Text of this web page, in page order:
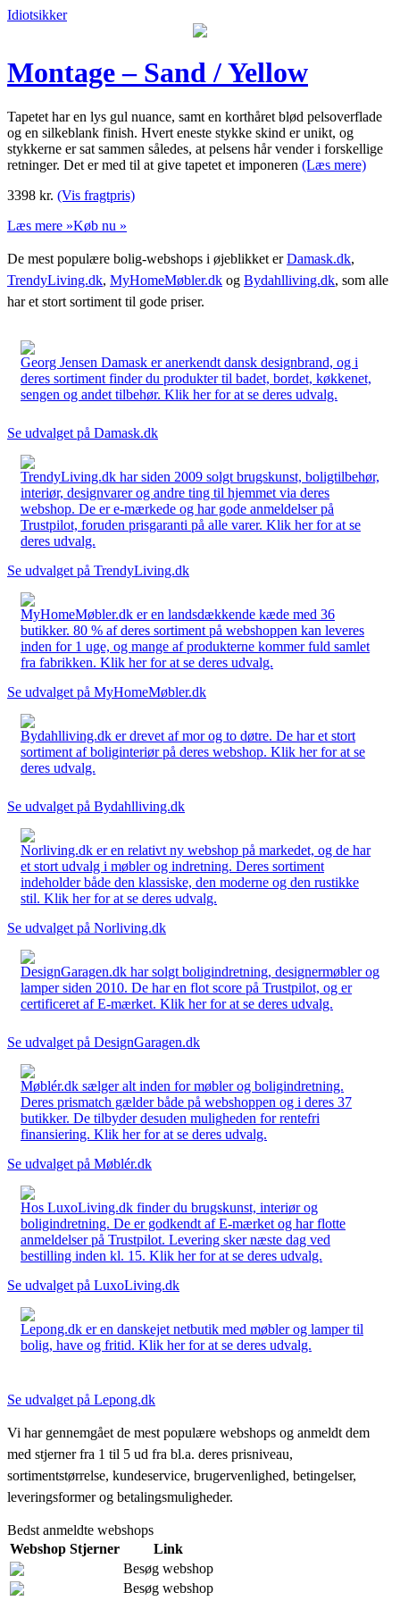
Idiotsikker
Montage – Sand / Yellow
Tapetet har en lys gul nuance, samt en korthåret blød pelsoverflade
og en silkeblank finish. Hvert eneste stykke skind er unikt, og
stykkerne er sat sammen således, at pelsens hår vender i forskellige
retninger. Det er med til at give tapetet et imponeren (Læs mere)
3398 kr. (Vis fragtpris)
Læs mere »Køb nu »
De mest populære bolig-webshops i øjeblikket erDamask.dk,
TrendyLiving.dk, MyHomeMøbler.dk og Bydahlliving.dk, som alle
har et stort sortiment til gode priser.
Georg Jensen Damask er anerkendt dansk designbrand, og i
deres sortiment finder du produkter til badet, bordet, køkkenet,
sengen og andet tilbehør. Klik her for at se deres udvalg.
Se udvalget på Damask.dk
TrendyLiving.dk har siden 2009 solgt brugskunst, boligtilbehør,
interiør, designvarer og andre ting til hjemmet via deres
webshop. De er e-mærkede og har gode anmeldelser på
Trustpilot, foruden prisgaranti på alle varer. Klik her for at se
deres udvalg.
Se udvalget på TrendyLiving.dk
MyHomeMøbler.dk er en landsdækkende kæde med 36
butikker. 80 % af deres sortiment på webshoppen kan leveres
inden for 1 uge, og mange af produkterne kommer fuld samlet
fra fabrikken. Klik her for at se deres udvalg.
Se udvalget på MyHomeMøbler.dk
Bydahlliving.dk er drevet af mor og to døtre. De har et stort
sortiment af boliginteriør på deres webshop. Klik her for at se
deres udvalg.
Se udvalget på Bydahlliving.dk
Norliving.dk er en relativt ny webshop på markedet, og de har
et stort udvalg i møbler og indretning. Deres sortiment
indeholder både den klassiske, den moderne og den rustikke
stil. Klik her for at se deres udvalg.
Se udvalget på Norliving.dk
DesignGaragen.dk har solgt boligindretning, designermøbler og
lamper siden 2010. De har en flot score på Trustpilot, og er
certificeret af E-mærket. Klik her for at se deres udvalg.
Se udvalget på DesignGaragen.dk
Møblér.dk sælger alt inden for møbler og boligindretning.
Deres prismatch gælder både på webshoppen og i deres 37
butikker. De tilbyder desuden muligheden for rentefri
finansiering. Klik her for at se deres udvalg.
Se udvalget på Møblér.dk
Hos LuxoLiving.dk finder du brugskunst, interiør og
boligindretning. De er godkendt af E-mærket og har flotte
anmeldelser på Trustpilot. Levering sker næste dag ved
bestilling inden kl. 15. Klik her for at se deres udvalg.
Se udvalget på LuxoLiving.dk
Lepong.dk er en danskejet netbutik med møbler og lamper til
bolig, have og fritid. Klik her for at se deres udvalg.
Se udvalget på Lepong.dk
Vi har gennemgået de mest populære webshops og anmeldt dem
med stjerner fra 1 til 5 ud fra bl.a. deres prisniveau,
sortimentstørrelse, kundeservice, brugervenlighed, betingelser,
leveringsformer og betalingsmuligheder.
Bedst anmeldte webshops
Webshop Stjerner
Link
Besøg webshop
Besøg webshop